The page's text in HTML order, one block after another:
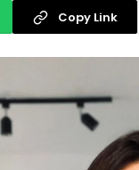
Copy Link